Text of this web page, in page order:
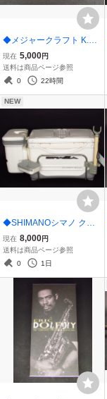
◆メジャークラフト K.G.
ライツ クロダイシリーズ
KGL-762ML黒鯛 ベイト
ロッド
現在 5,000円
送料は商品ページ参照
0
22時間
NEW
◆SHIMANOシマノ クー
ラーボックス スペーザ・
サーフ130 UC-713B 13L
SURF13
現在 8,000円
送料は商品ページ参照
0
1日